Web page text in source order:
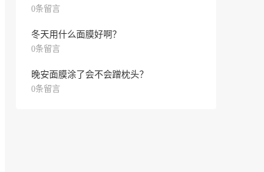
0条留言
冬天用什么面膜好啊？
0条留言
晚安面膜涂了会不会蹭枕头？
0条留言